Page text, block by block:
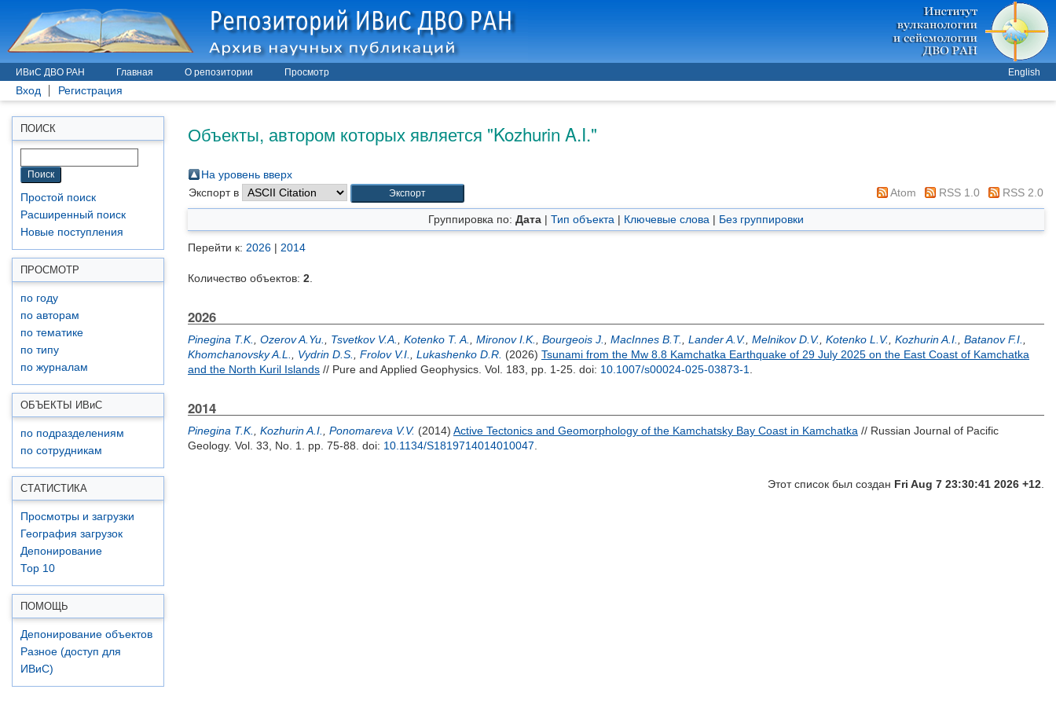
ИВиС ДВО РАН Главная О репозитории Просмотр English
Вход Регистрация
ПОИСК
Простой поиск
Расширенный поиск
Новые поступления
ПРОСМОТР
по году
по авторам
по тематике
по типу
по журналам
ОБЪЕКТЫ ИВиС
по подразделениям
по сотрудникам
СТАТИСТИКА
Просмотры и загрузки
География загрузок
Депонирование
Top 10
ПОМОЩЬ
Депонирование объектов
Разное (доступ для
ИВиС)
Объекты, автором которых является "Kozhurin A.I."
На уровень вверх
Экспорт в
Atom RSS 1.0 RSS 2.0
Группировка по: Дата | Тип объекта | Ключевые слова | Без группировки
Перейти к: 2026 | 2014
Количество объектов: 2
2026
Pinegina T.K. Ozerov A.Yu. Tsvetkov V.A. Kotenko T. A. Mironov I.K. Bourgeois J. MacInnes B.T. Lander A.V. Melnikov D.V. Kotenko L.V. Kozhurin A.I. Batanov F.I.
Khomchanovsky A.L.
Vydrin D.S. Frolov V.I. Lukashenko D.R. (2026) Tsunami from the Mw 8.8 Kamchatka Earthquake of 29 July 2025 on the East Coast of Kamchatka
and the North Kuril Islands // Pure and Applied Geophysics. Vol. 183, pp. 1-25. doi: 10.1007/s00024-025-03873-1
2014
Pinegina T.K. Kozhurin A.I. Ponomareva V.V. (2014) Active Tectonics and Geomorphology of the Kamchatsky Bay Coast in Kamchatka // Russian Journal of Pacific
Geology. Vol. 33, No. 1. pp. 75-88. doi: 10.1134/S1819714014010047
Этот список был создан Fri Aug 7 23:30:41 2026 +12